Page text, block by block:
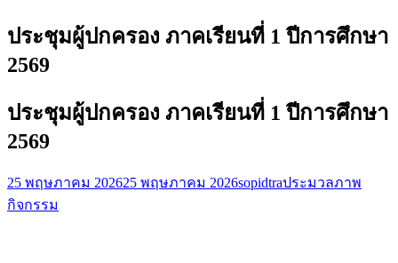
ประชุมผู้ปกครอง ภาคเรียนที่ 1 ปีการศึกษา
2569
ประชุมผู้ปกครอง ภาคเรียนที่ 1 ปีการศึกษา
2569
25 พฤษภาคม 202625 พฤษภาคม 2026sopidtraประมวลภาพ
กิจกรรม